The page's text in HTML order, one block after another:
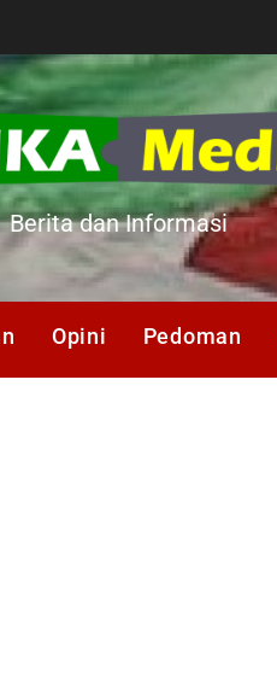
Berita dan Informasi
Opini Pedoman